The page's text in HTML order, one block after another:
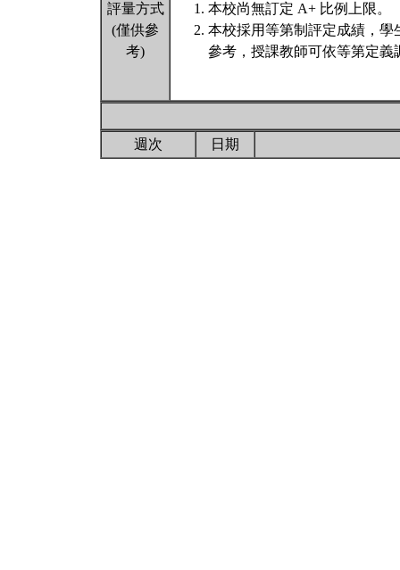
評量方式
(僅供參
考)
本校尚無訂定 A+ 比例上限。
本校採用等第制評定成績，
參考，授課教師可依等第定
週次 日期